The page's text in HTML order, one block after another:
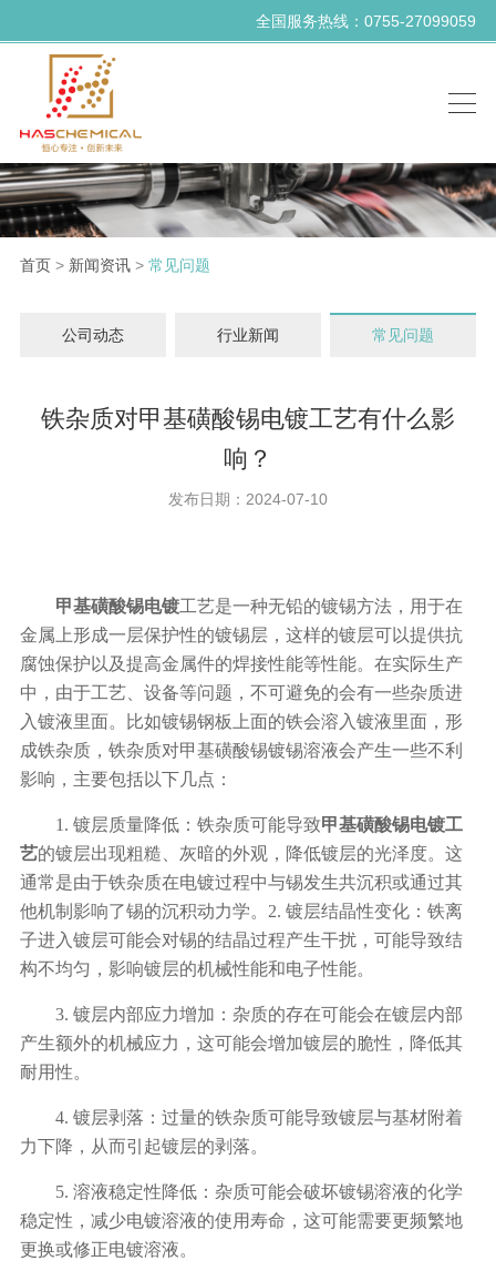
全国服务热线：0755-27099059
首页> 新闻资讯> 常见问题
公司动态 行业新闻 常见问题
铁杂质对甲基磺酸锡电镀工艺有什么影
响？
发布日期：2024-07-10
甲基磺酸锡电镀工艺是一种无铅的镀锡方法，用于在
金属上形成一层保护性的镀锡层，这样的镀层可以提供抗
腐蚀保护以及提高金属件的焊接性能等性能。在实际生产
中，由于工艺、设备等问题，不可避免的会有一些杂质进
入镀液里面。比如镀锡钢板上面的铁会溶入镀液里面，形
成铁杂质，铁杂质对甲基磺酸锡镀锡溶液会产生一些不利
影响，主要包括以下几点：
1. 镀层质量降低：铁杂质可能导致甲基磺酸锡电镀工
艺的镀层出现粗糙、灰暗的外观，降低镀层的光泽度。这
通常是由于铁杂质在电镀过程中与锡发生共沉积或通过其
他机制影响了锡的沉积动力学。2. 镀层结晶性变化：铁离
子进入镀层可能会对锡的结晶过程产生干扰，可能导致结
构不均匀，影响镀层的机械性能和电子性能。
3. 镀层内部应力增加：杂质的存在可能会在镀层内部
产生额外的机械应力，这可能会增加镀层的脆性，降低其
耐用性。
4. 镀层剥落：过量的铁杂质可能导致镀层与基材附着
力下降，从而引起镀层的剥落。
5. 溶液稳定性降低：杂质可能会破坏镀锡溶液的化学
稳定性，减少电镀溶液的使用寿命，这可能需要更频繁地
更换或修正电镀溶液。